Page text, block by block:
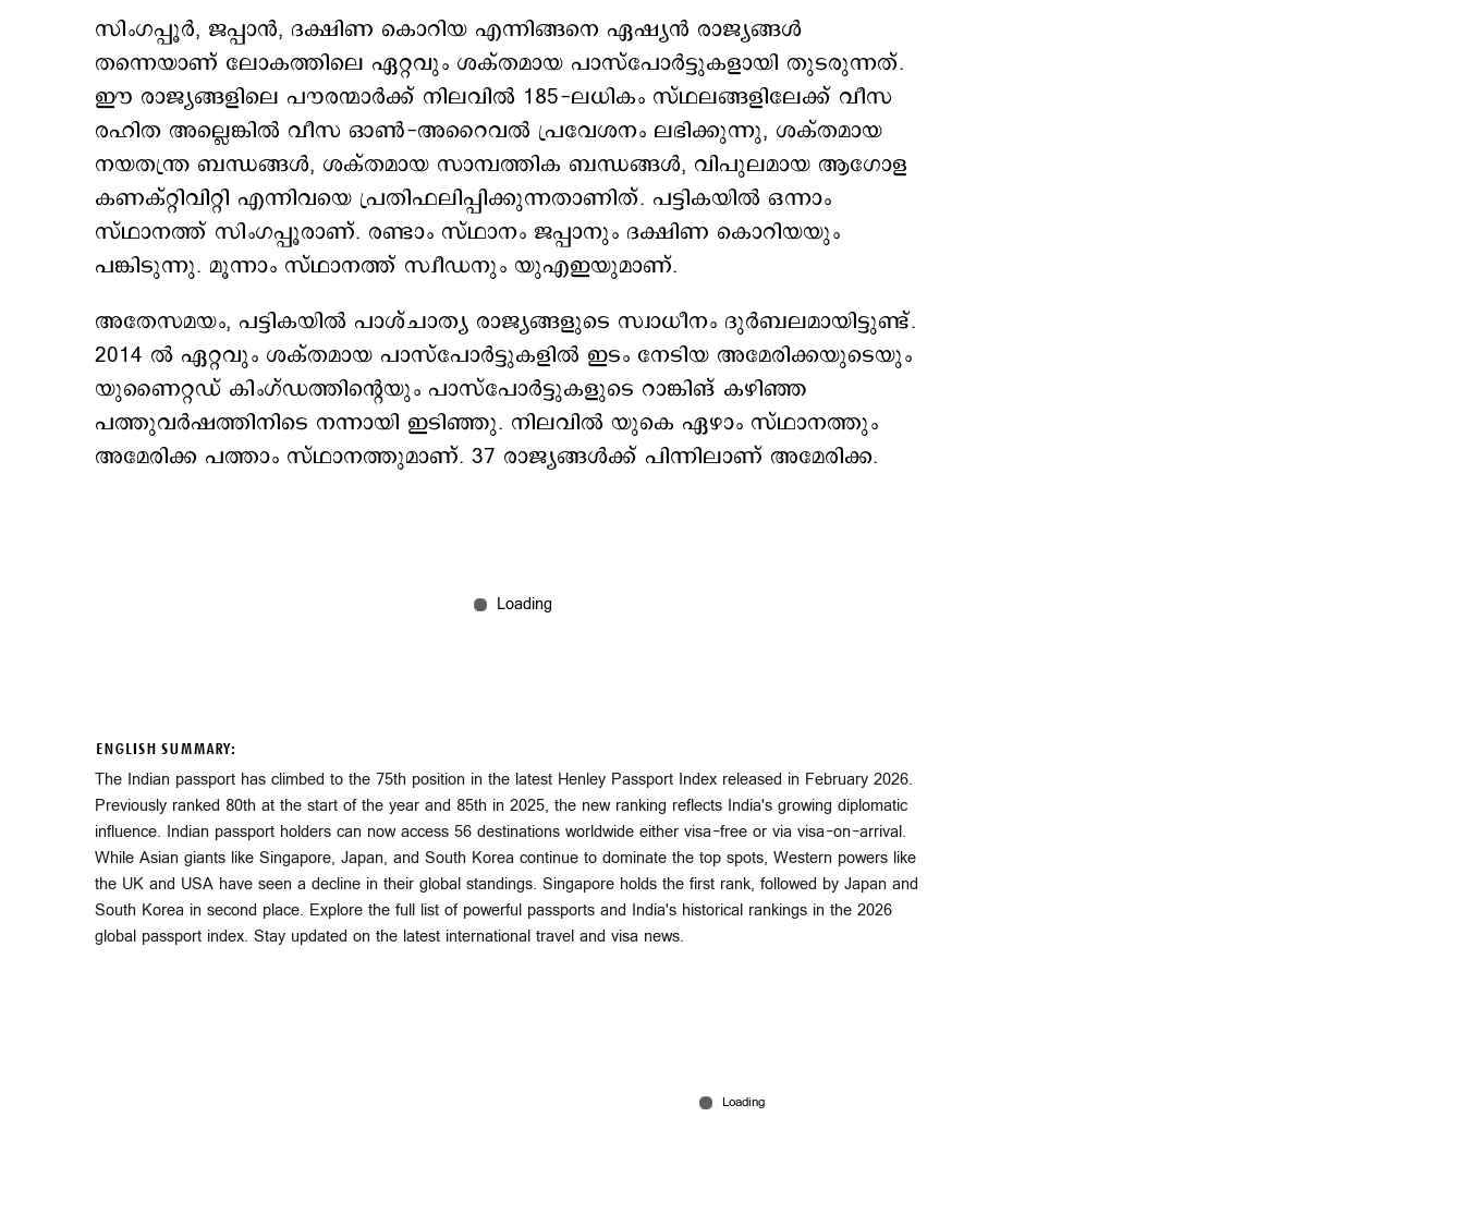
സിംഗപ്പൂർ, ജപ്പാൻ, ദക്ഷിണ കൊറിയ എന്നിങ്ങനെ ഏഷ്യന്‍ രാജ്യങ്ങള്‍
തന്നെയാണ് ലോകത്തിലെ ഏറ്റവും ശക്തമായ പാസ്‌പോർട്ടുകളായി തുടരുന്നത്.
ഈ രാജ്യങ്ങളിലെ പൗരന്മാർക്ക് നിലവിൽ 185-ലധികം സ്ഥലങ്ങളിലേക്ക് വീസ
രഹിത അല്ലെങ്കിൽ വീസ ഓൺ-അറൈവൽ പ്രവേശനം ലഭിക്കുന്നു, ശക്തമായ
നയതന്ത്ര ബന്ധങ്ങൾ, ശക്തമായ സാമ്പത്തിക ബന്ധങ്ങൾ, വിപുലമായ ആഗോള
കണക്റ്റിവിറ്റി എന്നിവയെ പ്രതിഫലിപ്പിക്കുന്നതാണിത്. പട്ടികയില്‍ ഒന്നാം
സ്ഥാനത്ത് സിംഗപ്പൂരാണ്. രണ്ടാം സ്ഥാനം ജപ്പാനും ദക്ഷിണ കൊറിയയും
പങ്കിടുന്നു. മൂന്നാം സ്ഥാനത്ത് സ്വീഡനും യുഎഇയുമാണ്.
അതേസമയം, പട്ടികയില്‍ പാശ്ചാത്യ രാജ്യങ്ങളുടെ സ്വാധീനം ദുർബലമായിട്ടുണ്ട്.
2014 ൽ ഏറ്റവും ശക്തമായ പാസ്‌പോർട്ടുകളിൽ ഇടം നേടിയ അമേരിക്കയുടെയും
യുണൈറ്റഡ് കിംഗ്ഡത്തിന്റെയും പാസ്‌പോർട്ടുകളുടെ റാങ്കിങ് കഴിഞ്ഞ
പത്തുവര്‍ഷത്തിനിടെ നന്നായി ഇടിഞ്ഞു. നിലവില്‍ യുകെ ഏഴാം സ്ഥാനത്തും
അമേരിക്ക പത്താം സ്ഥാനത്തുമാണ്. 37 രാജ്യങ്ങൾക്ക് പിന്നിലാണ് അമേരിക്ക.
ENGLISH SUMMARY:
The Indian passport has climbed to the 75th position in the latest Henley Passport Index released in February 2026.
Previously ranked 80th at the start of the year and 85th in 2025, the new ranking reflects India's growing diplomatic
influence. Indian passport holders can now access 56 destinations worldwide either visa-free or via visa-on-arrival.
While Asian giants like Singapore, Japan, and South Korea continue to dominate the top spots, Western powers like
the UK and USA have seen a decline in their global standings. Singapore holds the first rank, followed by Japan and
South Korea in second place. Explore the full list of powerful passports and India's historical rankings in the 2026
global passport index. Stay updated on the latest international travel and visa news.